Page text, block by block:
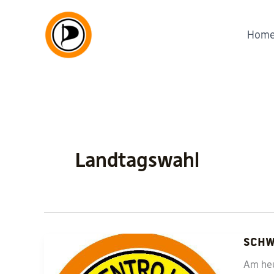
Landtagswahl
Am